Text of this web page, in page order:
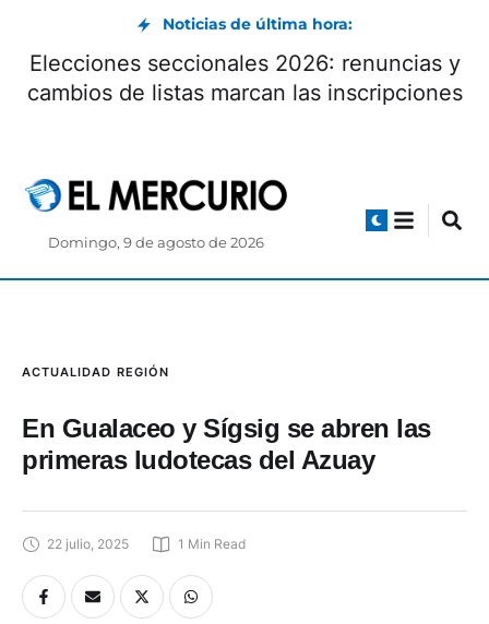
Noticias de última hora:
Elecciones seccionales 2026: renuncias y
cambios de listas marcan las inscripciones
Domingo, 9 de agosto de 2026
ACTUALIDAD REGIÓN
En Gualaceo y Sígsig se abren las
primeras ludotecas del Azuay
22 julio, 2025 1 Min Read